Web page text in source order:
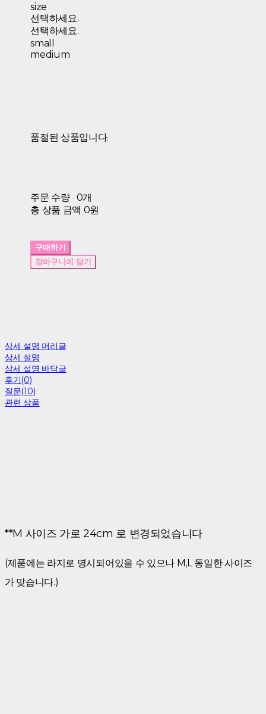
size
선택하세요.
선택하세요.
small
medium
품절된 상품입니다.
주문 수량
0개
총 상품 금액 0원
구매하기
장바구니에 담기
상세 설명 머리글
상세 설명
상세 설명 바닥글
후기(0)
질문(10)
관련 상품
**M 사이즈 가로 24cm 로 변경되었습니다
(제품에는 라지로 명시되어있을 수 있으나 M,L 동일한 사이즈
가 맞습니다.)